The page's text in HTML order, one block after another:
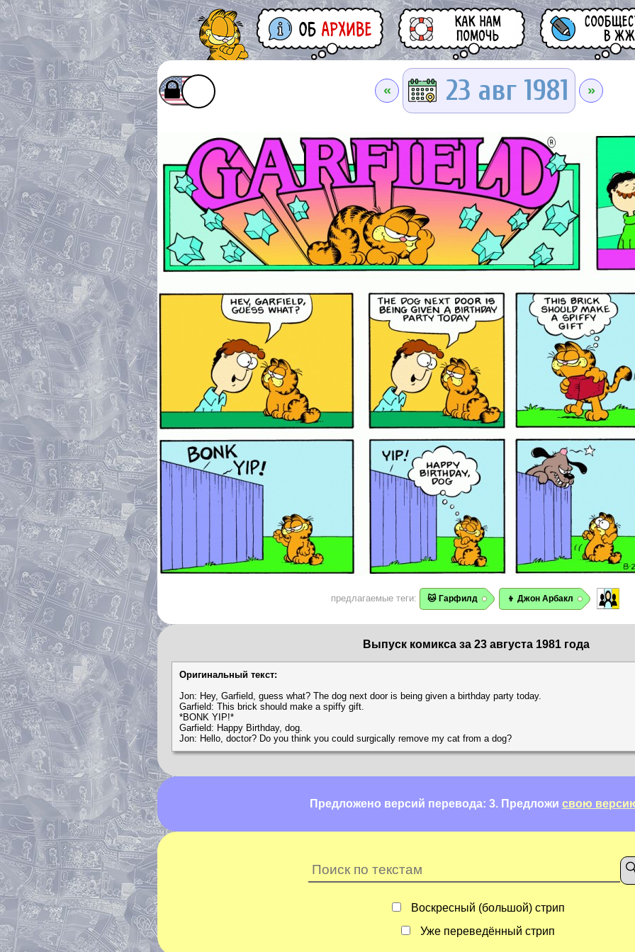
« 23 авг 1981 »
предлагаемые теги: 🐱 Гарфилд 👦 Джон Арбакл
Выпуск комикса за 23 августа 1981 года
Оригинальный текст:
Jon: Hey, Garfield, guess what? The dog next door is being given a birthday party today.
Garfield: This brick should make a spiffy gift.
*BONK YIP!*
Garfield: Happy Birthday, dog.
Jon: Hello, doctor? Do you think you could surgically remove my cat from a dog?
Предложено версий перевода: 3. Предложи свою
Воскресный (большой) стрип
Уже переведённый стрип